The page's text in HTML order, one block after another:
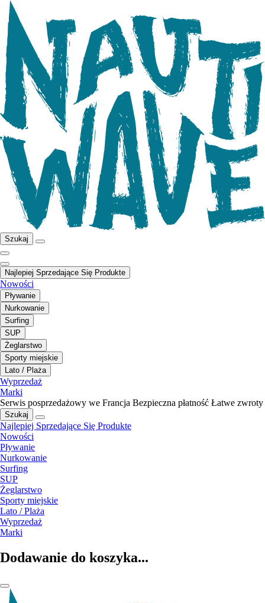
Szukaj
Najlepiej Sprzedające Się Produkte
Nowości
Pływanie
Nurkowanie
Surfing
SUP
Żeglarstwo
Sporty miejskie
Lato / Plaża
Wyprzedaż
Marki
Serwis posprzedażowy we Francja Bezpieczna płatność Łatwe zwroty
Szukaj
Najlepiej Sprzedające Się Produkte
Nowości
Pływanie
Nurkowanie
Surfing
SUP
Żeglarstwo
Sporty miejskie
Lato / Plaża
Wyprzedaż
Marki
Dodawanie do koszyka...